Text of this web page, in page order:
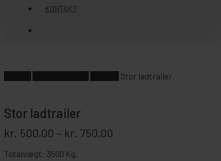
KONTAKT
Stor ladtrailer
Stor ladtrailer
kr. 500,00 – kr. 750,00
Totalvægt: 3500 Kg.